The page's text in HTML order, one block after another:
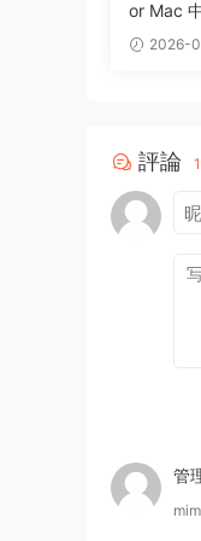
or Mac
據庫管理
2026-
評論 1
管